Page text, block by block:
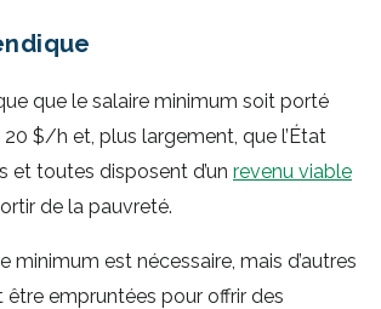
que le salaire minimum soit porté
$/h et, plus largement, que l’État
et toutes disposent d’un revenu viable
de la pauvreté.
minimum est nécessaire, mais d’autres
être empruntées pour offrir des